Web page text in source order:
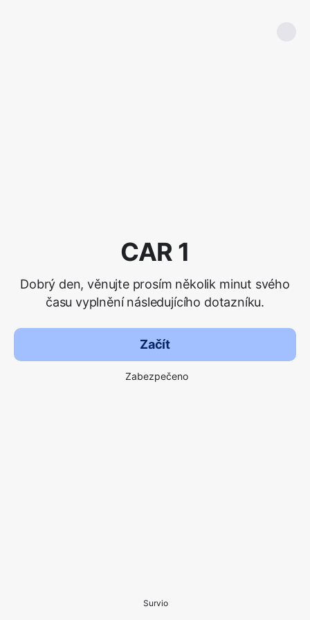
CAR 1
Dobrý den, věnujte prosím několik minut svého
času vyplnění následujícího dotazníku.
Začít
Zabezpečeno
Survio